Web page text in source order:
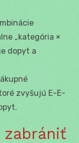
„kategória ×
dopyt a
zvyšujú E-E-
zabrániť